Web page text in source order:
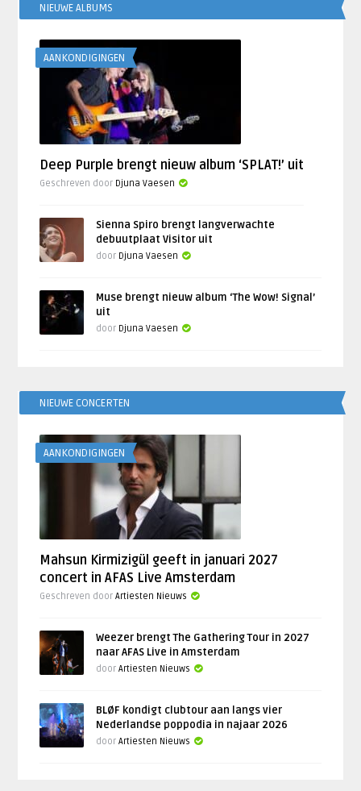
NIEUWE ALBUMS
AANKONDIGINGEN
Deep Purple brengt nieuw album ‘SPLAT!’ uit
Geschreven door Djuna Vaesen
Sienna Spiro brengt langverwachte
debuutplaat Visitor uit
door Djuna Vaesen
Muse brengt nieuw album ‘The Wow! Signal’
uit
door Djuna Vaesen
NIEUWE CONCERTEN
AANKONDIGINGEN
Mahsun Kirmizigül geeft in januari 2027
concert in AFAS Live Amsterdam
Geschreven doorArtiesten Nieuws
Weezer brengt The Gathering Tour in 2027
naar AFAS Live in Amsterdam
doorArtiesten Nieuws
BLØF kondigt clubtour aan langs vier
Nederlandse poppodia in najaar 2026
doorArtiesten Nieuws